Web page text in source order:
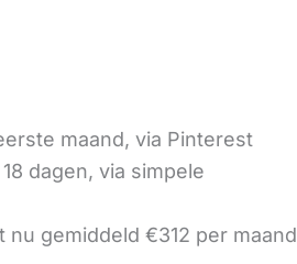
maand, via Pinterest
dagen, via simpele
nu gemiddeld €312 per maand